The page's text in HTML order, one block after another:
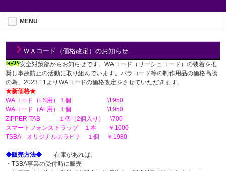
MENU
ＷＡコード（価格改定）のお知らせ
安全対策部からお知らせです。WAコード（リーシュコード）の装着を推
奨し事故防止の活動に取り組んでいます。パラコード等の制作用品の価格高騰
の為、2023.11よりWAコードの価格改定をさせていただきます。
★新価格★
WAコード（FS用）１個 \1950
WAコード（AL用）１個 \1950
ZIPPER-TAB １個（2個入り） \700
スマートフォンストラップ １本 ￥1000
TSBA オリジナルカラビナ １個 ￥1980
◆販売方法◆ 在庫があれば、
・TSBA事業の受付時に販売